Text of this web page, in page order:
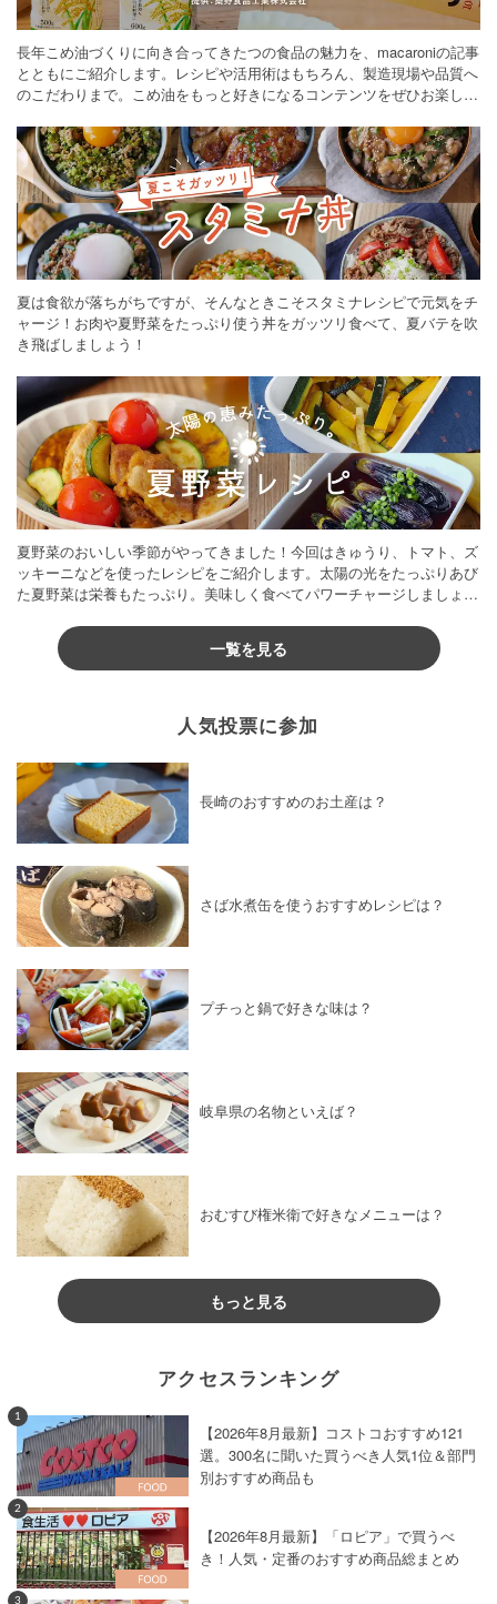
長年こめ油づくりに向き合ってきたつの食品の魅力を、macaroniの記事
とともにご紹介します。レシピや活用術はもちろん、製造現場や品質へ
のこだわりまで。こめ油をもっと好きになるコンテンツをぜひお楽しみ
夏は食欲が落ちがちですが、そんなときこそスタミナレシピで元気をチ
ャージ！お肉や夏野菜をたっぷり使う丼をガッツリ食べて、夏バテを吹
き飛ばしましょう！
夏野菜のおいしい季節がやってきました！今回はきゅうり、トマト、ズ
ッキーニなどを使ったレシピをご紹介します。太陽の光をたっぷりあび
た夏野菜は栄養もたっぷり。美味しく食べてパワーチャージしましょう
一覧を見る
人気投票に参加
長崎のおすすめのお土産は？
さば水煮缶を使うおすすめレシピは？
プチっと鍋で好きな味は？
岐阜県の名物といえば？
おむすび権米衛で好きなメニューは？
もっと見る
アクセスランキング
1
【2026年8月最新】コストコおすすめ121
選。300名に聞いた買うべき人気1位＆部門
別おすすめ商品も
2
【2026年8月最新】「ロピア」で買うべ
き！人気・定番のおすすめ商品総まとめ
3